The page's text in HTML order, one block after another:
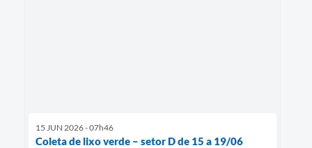
15 JUN 2026 - 07h46
Coleta de lixo verde – setor D de 15 a 19/06